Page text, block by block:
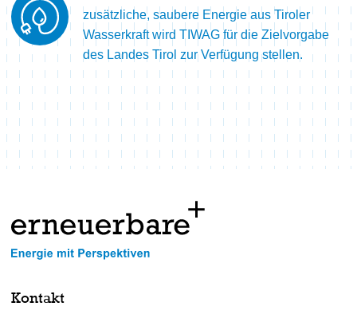
zusätzliche, saubere Energie aus Tiroler
Wasserkraft wird TIWAG für die Zielvorgabe
des Landes Tirol zur Verfügung stellen.
Kontakt